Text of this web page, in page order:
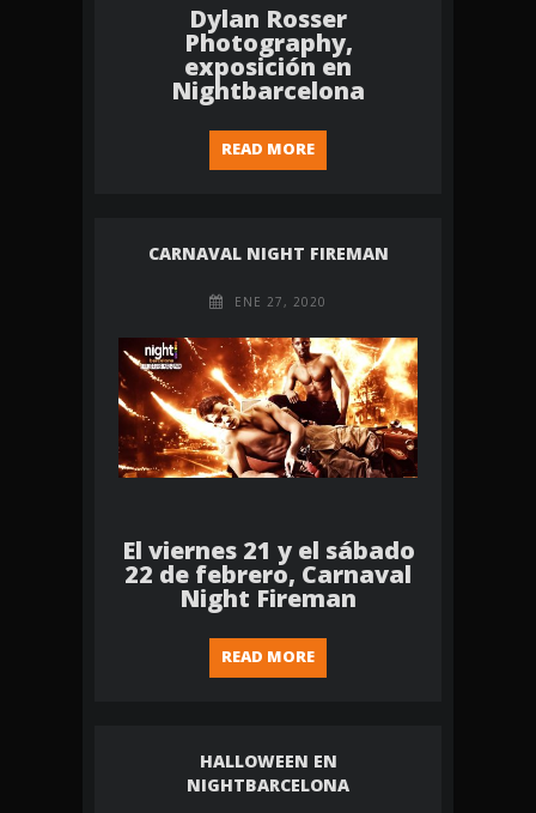
Dylan Rosser
Photography,
exposición en
Nightbarcelona
READ MORE
CARNAVAL NIGHT FIREMAN
ENE 27, 2020
El viernes 21 y el sábado
22 de febrero, Carnaval
Night Fireman
READ MORE
HALLOWEEN EN
NIGHTBARCELONA